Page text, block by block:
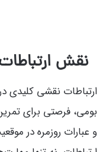
نقش ارتباطات
ارتباطات نقشی کلیدی در
بومی، فرصتی برای
و عبارات روزمره در